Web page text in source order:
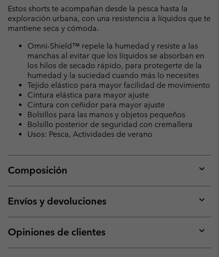
Estos shorts te acompañan desde la pesca hasta la
exploración urbana, con una resistencia a líquidos que te
mantiene seca y cómoda.
Omni-Shield™ repele la humedad y resiste a las
manchas al evitar que los líquidos se absorban en
los hilos de secado rápido, para protegerte de la
humedad y la suciedad cuando más lo necesites
Tejido elástico para mayor facilidad de movimiento
Cintura elástica para mayor ajuste
Cintura con ceñidor para mayor ajuste
Bolsillos para las manos y objetos pequeños
Bolsillo posterior de seguridad con cremallera
Usos: Pesca, Actividades de verano
Composición
or
Envíos y devoluciones
or
Opiniones de clientes
or